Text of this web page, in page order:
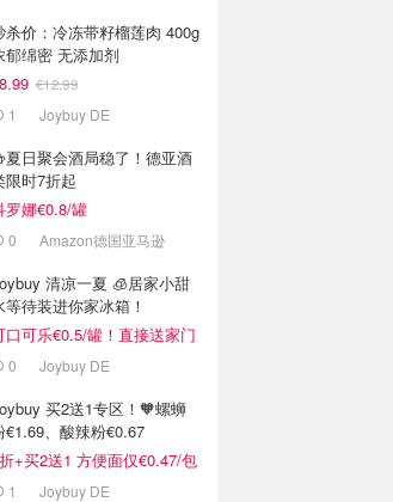
杀价：冷冻带籽榴莲肉 400g
郁绵密 无添加剂
€12.99
1 Joybuy DE
夏日聚会酒局稳了！德亚酒
限时7折起
罗娜€0.8/罐
0 Amazon德国亚马逊
清凉一夏 🧊居家小甜
等待装进你家冰箱！
口可乐€0.5/罐！直接送家门
0 Joybuy DE
买2送1专区！🧡螺蛳
€1.69、酸辣粉€0.67
+买2送1 方便面仅€0.47/包
1 Joybuy DE